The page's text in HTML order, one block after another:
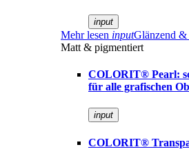
input
Mehr lesen inputGlänzend &
Matt & pigmentiert
COLORIT® Pearl:
für alle grafischen
input
COLORIT®